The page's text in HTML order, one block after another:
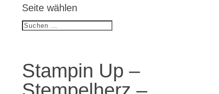
Seite wählen
Stampin Up –